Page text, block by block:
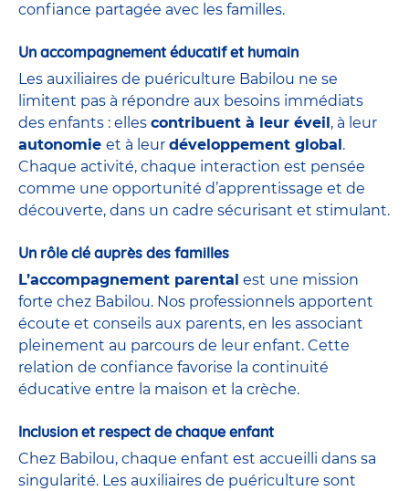
confiance partagée avec les familles.
Un accompagnement éducatif et humain
Les auxiliaires de puériculture Babilou ne se
limitent pas à répondre aux besoins immédiats
des enfants : elles contribuent à leur éveil , à leur
autonomie et à leur développement global .
Chaque activité, chaque interaction est pensée
comme une opportunité d’apprentissage et de
découverte, dans un cadre sécurisant et stimulant.
Un rôle clé auprès des familles
L’accompagnement parental est une mission
forte chez Babilou. Nos professionnels apportent
écoute et conseils aux parents, en les associant
pleinement au parcours de leur enfant. Cette
relation de confiance favorise la continuité
éducative entre la maison et la crèche.
Inclusion et respect de chaque enfant
Chez Babilou, chaque enfant est accueilli dans sa
singularité. Les auxiliaires de puériculture sont